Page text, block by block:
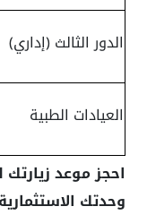
الدور الثالث (إداري)
العيادات الطبية
احجز موعد
وحدتك